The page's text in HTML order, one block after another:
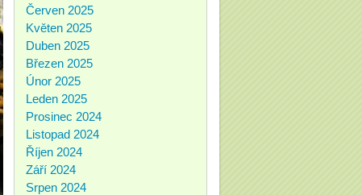
Červen 2025
Květen 2025
Duben 2025
Březen 2025
Únor 2025
Leden 2025
Prosinec 2024
Listopad 2024
Říjen 2024
Září 2024
Srpen 2024